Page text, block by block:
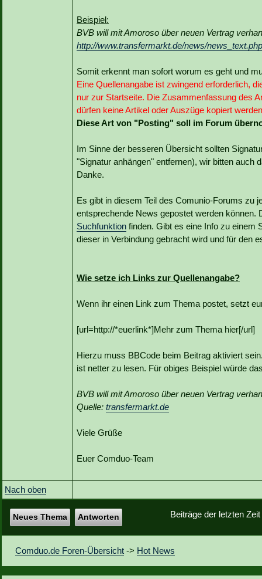
Beispiel:
BVB will mit Amoroso über neuen Vertrag
http://www.transfermarkt.de/news/
Somit erkennt man sofort worum es geht und
Eine Quellenangabe ist zwingend erforderlich,
nur zur Startseite. Die Zusammenfassung des
dürfen keine Artikel oder Auszüge kopiert
Diese Art von "Posting" soll im Forum
Im Sinne der besseren Übersicht sollten
"Signatur anhängen" entfernen), wir bitten auch
Danke.
Es gibt in diesem Teil des Comunio-Forums zu
entsprechende News gepostet werden können.
Suchfunktion finden. Gibt es eine Info zu einem
dieser in Verbindung gebracht wird und für den
Wie setze ich Links zur Quellenangabe?
Wenn ihr einen Link zum Thema postet, setzt
[url=http://*euerlink*]Mehr zum Thema hier[/url]
Hierzu muss BBCode beim Beitrag aktiviert
ist netter zu lesen. Für obiges Beispiel würde
BVB will mit Amoroso über neuen Vertrag
Quelle: transfermarkt.de
Viele Grüße
Euer Comduo-Team
Nach oben
Beiträge der letzten
Neues Thema Antworten
Comduo.de Foren-Übersicht -> Hot News